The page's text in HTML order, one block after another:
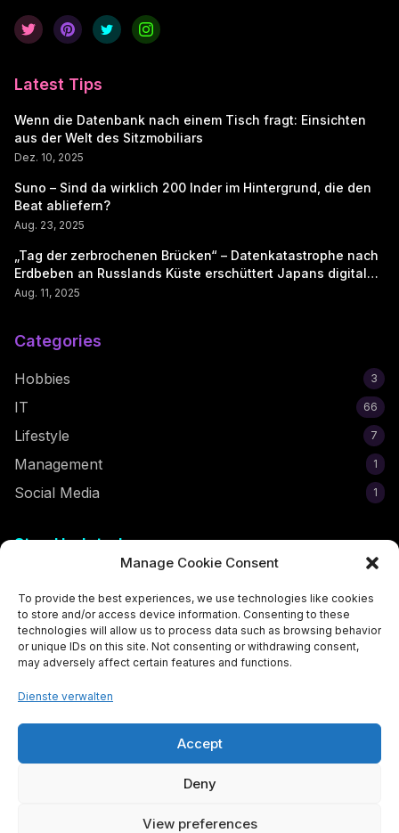
Manage Cookie Consent
To provide the best experiences, we use technologies like cookies
to store and/or access device information. Consenting to these
technologies will allow us to process data such as browsing behavior
or unique IDs on this site. Not consenting or withdrawing consent,
may adversely affect certain features and functions.
Dienste verwalten
Accept
Deny
View preferences
Latest Tips
Wenn die Datenbank nach einem Tisch fragt: Einsichten
aus der Welt des Sitzmobiliars
Dez. 10, 2025
Suno – Sind da wirklich 200 Inder im Hintergrund, die den
Beat abliefern?
Aug. 23, 2025
„Tag der zerbrochenen Brücken“ – Datenkatastrophe nach
Erdbeben an Russlands Küste erschüttert Japans digitale
Seele
Aug. 11, 2025
Categories
Hobbies 3
IT 66
Lifestyle 7
Management 1
Social Media 1
Stay Updated
your inbox!
© 2026 Der Egirl-Report. All rights reserved. Made with